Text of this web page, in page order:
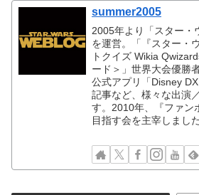
summer2005
2005年より「スター・
を運営。「『スター・
トクイズ Wikia
ード＞」世界大会優勝
公式アプリ「Disney
記事など、様々な出演
す。2010年、『ファン
目指す会を主宰しました